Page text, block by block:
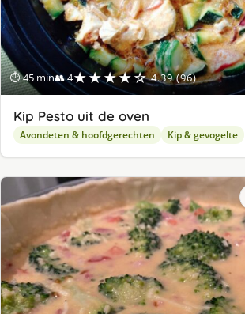
⏱ 45 min👥 4★★★★☆ 4.39 (96)
Kip Pesto uit de oven
Avondeten & hoofdgerechten Kip & gevogelte